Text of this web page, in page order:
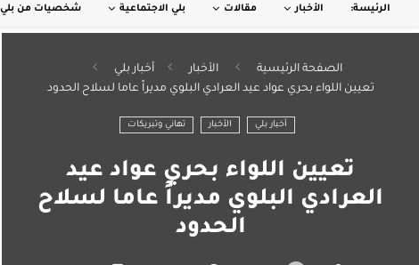
الرئيسة: الأخبار مقالات بلي الاجتماعية شخصيات من بلي
الصفحة الرئيسية الأخبار
أخبار بلي
تعيين اللواء بحري عواد عيد العرادي البلوي مديراً عاما لسلاح الحدود
أخبار بلي الأخبار تهاني وتبريكات
تعيين اللواء بحري عواد عيد
العرادي البلوي مديراً عاما لسلاح
الحدود